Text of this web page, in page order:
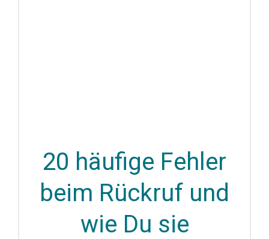
20 häufige Fehler
beim Rückruf und
wie Du sie